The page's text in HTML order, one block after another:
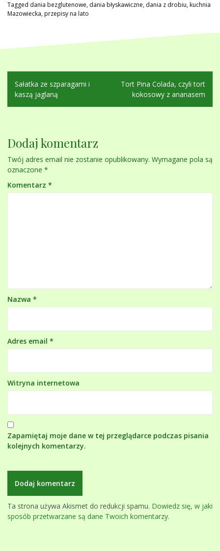
Tagged dania bezglutenowe, dania błyskawiczne, dania z drobiu,kuchnia
Mazowiecka,przepisy na lato
Nawigacja
wpisu
Sałatka ze szparagami i
kaszą jaglaną
Tort Pina Colada, czyli tort
kokosowy z ananasem
Dodaj komentarz
Twój adres email nie zostanie opublikowany. Wymagane pola są
oznaczone *
Komentarz *
Nazwa *
Adres email *
Witryna internetowa
Zapamiętaj moje dane w tej przeglądarce podczas pisania
kolejnych komentarzy.
Ta strona używa Akismet do redukcji spamu. Dowiedz się, w jaki
sposób przetwarzane są dane Twoich komentarzy.